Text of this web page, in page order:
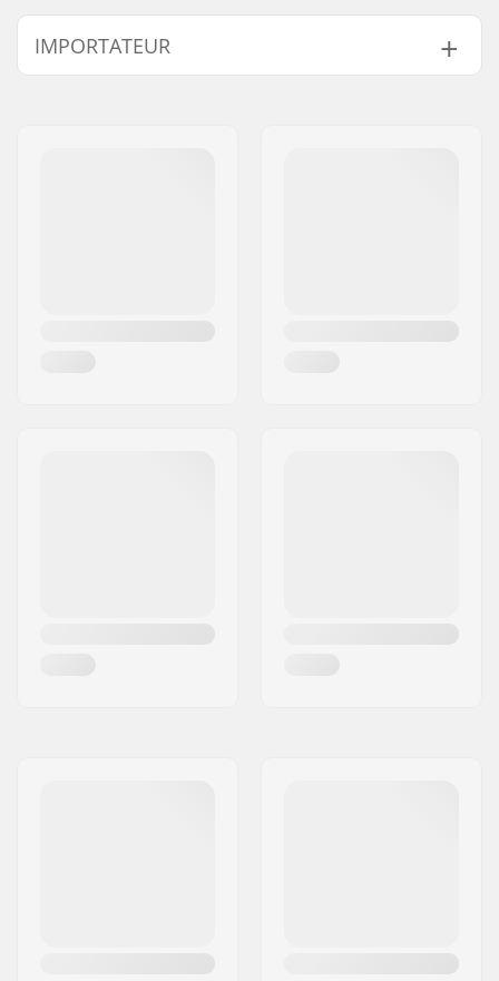
IMPORTATEUR